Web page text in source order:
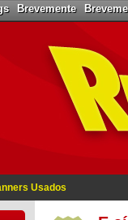
Brevemente
Usados